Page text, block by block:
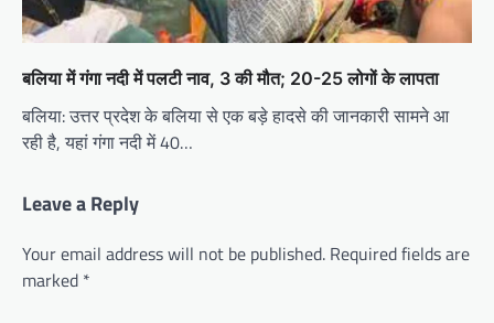
बलिया में गंगा नदी में पलटी नाव, 3 की मौत; 20-25 लोगों के लापता
बलिया: उत्तर प्रदेश के बलिया से एक बड़े हादसे की जानकारी सामने आ
रही है, यहां गंगा नदी में 40…
Leave a Reply
Your email address will not be published. Required fields are
marked *